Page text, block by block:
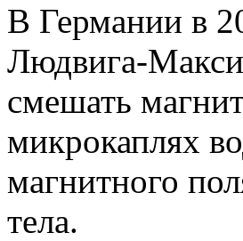
В Германии в
Людвига-
смешать
микрокаплях
магнитного
тела.